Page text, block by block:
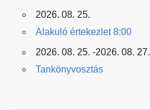
2026. 08. 25.
Alakuló értekezlet 8:00
2026. 08. 25. -2026. 08. 27.
Tankönyvosztás